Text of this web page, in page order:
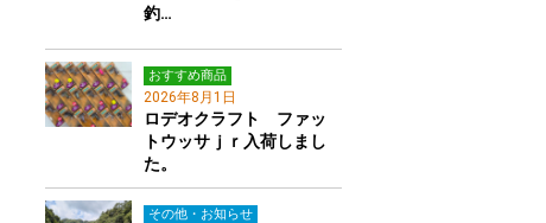
釣…
おすすめ商品
2026年8月1日
ロデオクラフト ファッ
トウッサｊｒ入荷しまし
た。
その他・お知らせ